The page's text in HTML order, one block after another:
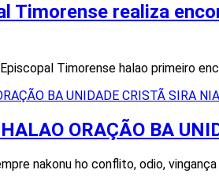
Timorense realiza
Timorense halao primeiro
ORAÇÃO BA
nakonu ho conflito, odio,